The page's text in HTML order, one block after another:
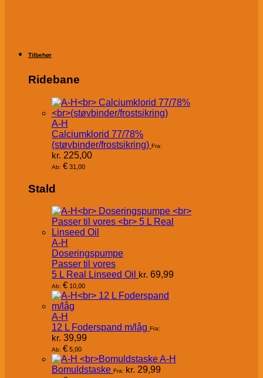
Tilbehør
Ridebane
A-H
Calciumklorid 77/78%
(støvbinder/frostsikring) Fra:
kr. 225,00
Ab: € 31,00
Stald
A-H
Doseringspumpe
Passer til vores
5 L Real Linseed Oil kr. 69,99
Ab: € 10,00
A-H
12 L Foderspand m/låg Fra:
kr. 39,99
Ab: € 5,00
A-H
Bomuldstaske Fra: kr. 29,99